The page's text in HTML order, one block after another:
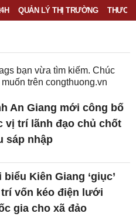
QUẢN LÝ THỊ TRƯỜNG
bạn vừa tìm kiếm. Chúc
trên congthuong.vn
An Giang mới công bố
vị trí lãnh đạo chủ chốt
sáp nhập
biểu Kiên Giang ‘giục’
trí vốn kéo điện lưới
gia cho xã đảo